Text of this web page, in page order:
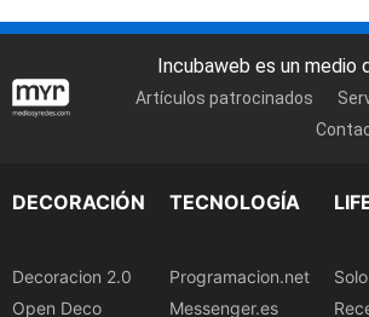
Incubaweb es un medio
Artículos patrocinados
DECORACIÓN
Decoracion 2.0
Open Deco
TECNOLOGÍA
Programacion.net
Messenger.es
Solo